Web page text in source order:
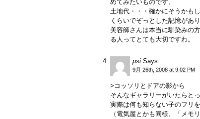
めてみたいものです。
土地代・・・確かにそうかも
くらいでぞっとした記憶があり
美容師さんは本当に馴染みの
る人ってとても大切ですわ。
psi Says:
9月 26th, 2008 at 9:02 PM
>コッソリとドアの影から
そんなギャラリーがいたらと
実際は何も知らない子のフリ
（電気屋とかも同様。「メモ